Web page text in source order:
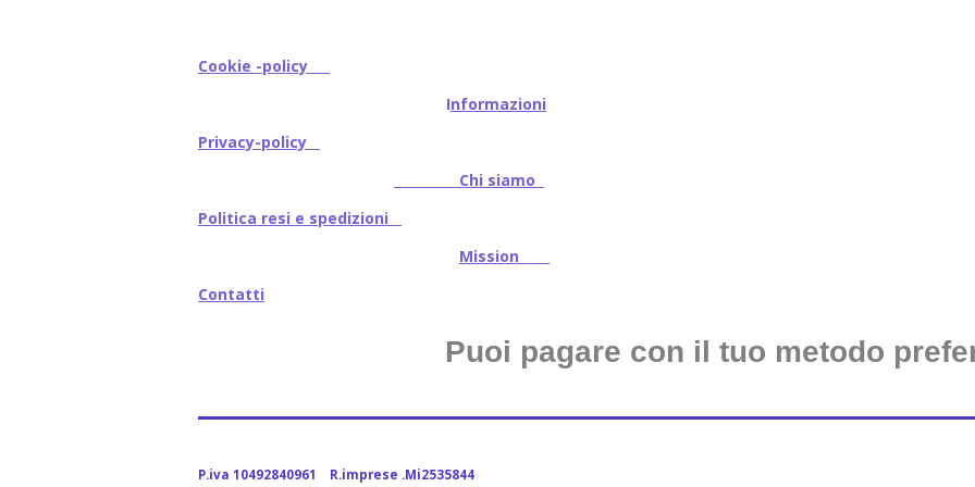
Cookie -policy
Informazioni
Privacy-policy
Chi siamo
Politica resi e spedizioni
Mission
Contatti
Puoi pagare con il tuo metodo
P.iva 10492840961 R.imprese .Mi2535844